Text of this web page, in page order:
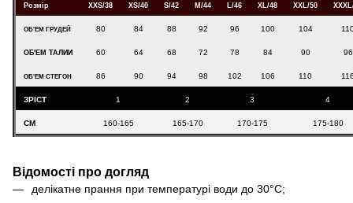
Розмір XXS/38 XS/40 S/42 M/44 L/46 XL/48 XXL/50
ОБ'ЕМ ГРУДЕЙ 80 84 88 92 96 100 104
ОБ'ЕМ ТАЛИИ 60 64 68 72 78 84 90 96
ОБ'ЕМ СТЕГОН 86 90 94 98 102 106 110
ЗРІСТ 1 2 3 4
СМ 160-165 165-170 170-175 175-180
Відомості про догляд
делікатне прання при температурі води до 30°С;